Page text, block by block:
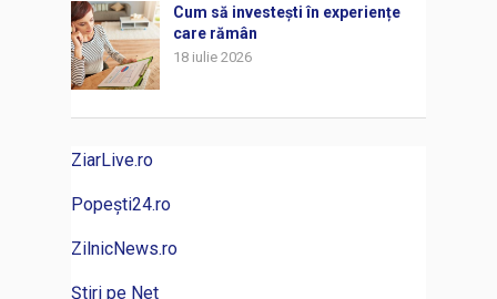
Cum să investești în experiențe
care rămân
18 iulie 2026
ZiarLive.ro
Popești24.ro
ZilnicNews.ro
Știri pe Net